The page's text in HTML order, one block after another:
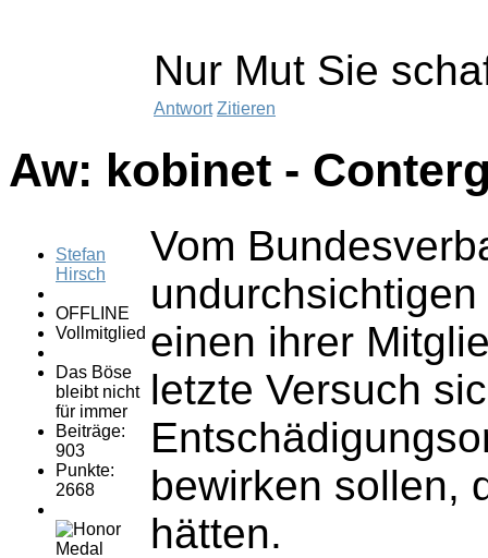
Nur Mut Sie
Antwort Zitieren
Aw: kobinet -
Stefan
Hirsch
OFFLINE
Vollmitglied
Das Böse
bleibt nicht
für immer
Beiträge:
903
Punkte:
2668
Vom
einen ihrer
letzte Versuch
bewirken sollen,
hätten.